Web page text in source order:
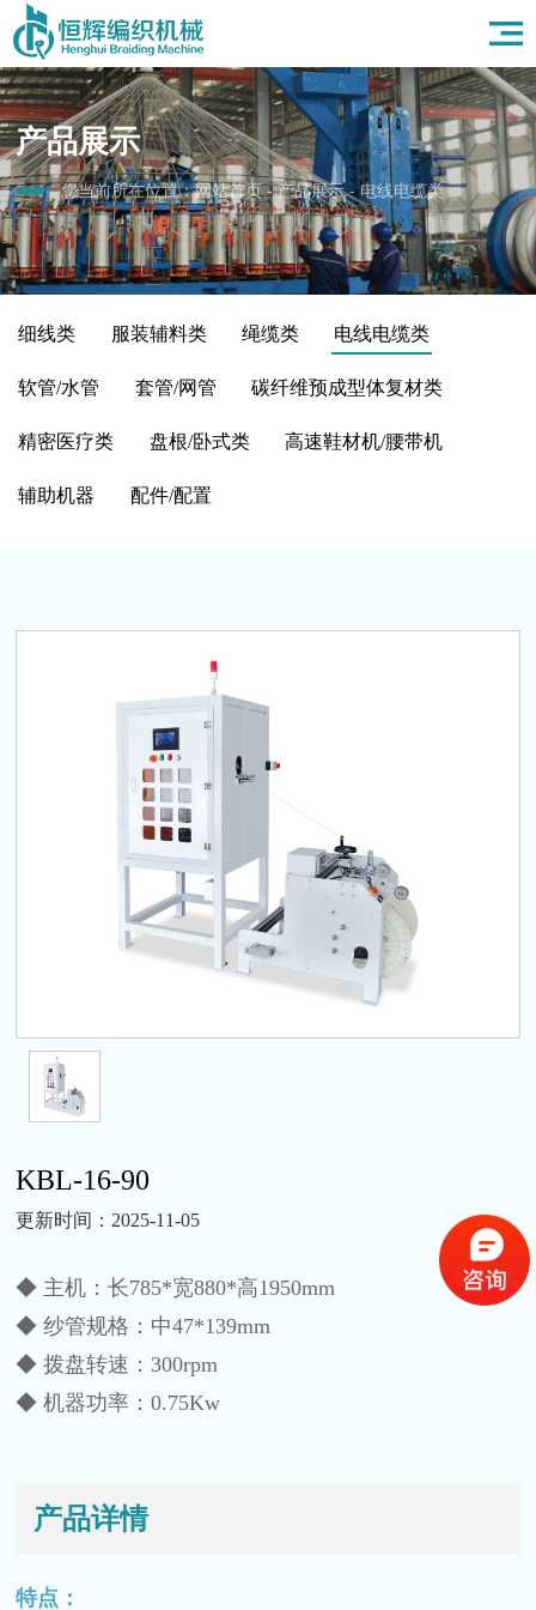
首页
关于我们
产品展示
应用领域
新闻资讯
人力资源
联系我们
产品展示
您当前所在位置：网站首页-产品展示-电线电缆类
细线类 服装辅料类 绳缆类 电线电缆类
软管/水管 套管/网管 碳纤维预成型体复材类
精密医疗类 盘根/卧式类 高速鞋材机/腰带机
辅助机器 配件/配置
KBL-16-90
更新时间：2025-11-05
◆ 主机：长785*宽880*高1950mm
◆ 纱管规格：中47*139mm
◆ 拨盘转速：300rpm
◆ 机器功率：0.75Kw
产品详情
特点：